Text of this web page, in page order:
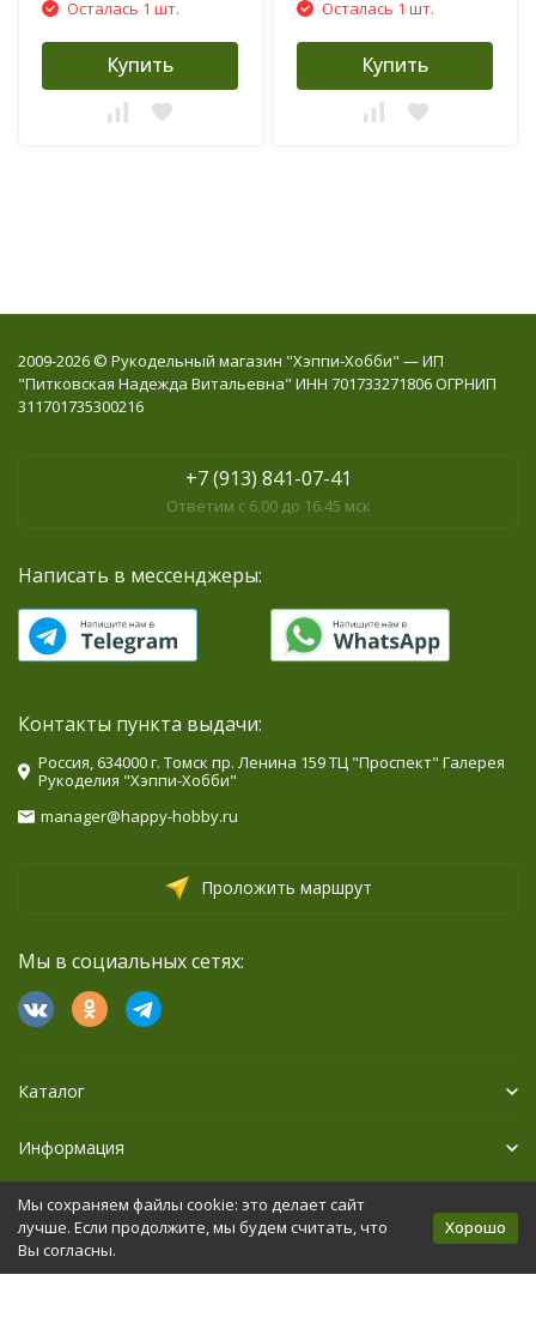
Осталась 1 шт.
Купить
Осталась 1 шт.
Купить
2009-2026 © Рукодельный магазин "Хэппи-Хобби" — ИП
"Питковская Надежда Витальевна" ИНН 701733271806 ОГРНИП
311701735300216
+7 (913) 841-07-41
Ответим с 6.00 до 16.45 мск
Написать в мессенджеры:
Контакты пункта выдачи:
Россия, 634000 г. Томск пр. Ленина 159 ТЦ "Проспект" Галерея
Рукоделия "Хэппи-Хобби"
manager@happy-hobby.ru
Проложить маршрут
Мы в социальных сетях:
Каталог
Информация
Дополнительно
Политика персональных данных Карта сайта
Мы сохраняем файлы cookie: это делает сайт
лучше. Если продолжите, мы будем считать, что
Вы согласны.
Хорошо